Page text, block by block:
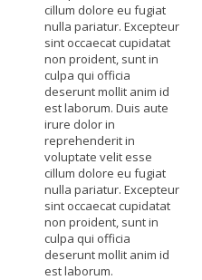
cillum dolore eu fugiat
nulla pariatur. Excepteur
sint occaecat cupidatat
non proident, sunt in
culpa qui officia
deserunt mollit anim id
est laborum. Duis aute
irure dolor in
reprehenderit in
voluptate velit esse
cillum dolore eu fugiat
nulla pariatur. Excepteur
sint occaecat cupidatat
non proident, sunt in
culpa qui officia
deserunt mollit anim id
est laborum.